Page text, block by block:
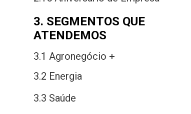
3. SEGMENTOS QUE
ATENDEMOS
3.1 Agronegócio +
3.2 Energia
3.3 Saúde